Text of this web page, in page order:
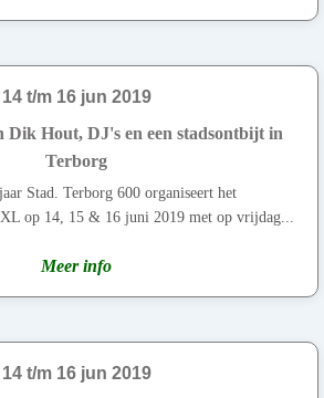
14 t/m 16 jun 2019
Dik Hout, DJ's en een stadsontbijt in
Terborg
Stad. Terborg 600 organiseert het
op 14, 15 & 16 juni 2019 met op vrijdag...
Meer info
14 t/m 16 jun 2019